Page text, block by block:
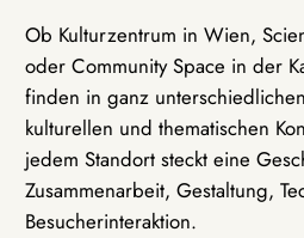
Ob Kulturzentrum in Wien,
oder Community Space in der
finden in ganz
kulturellen und thematischen
jedem Standort steckt eine
Zusammenarbeit, Gestaltung,
Besucherinteraktion.